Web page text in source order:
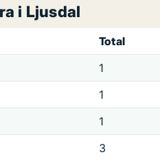
i Ljusdal
Total
1
1
1
3